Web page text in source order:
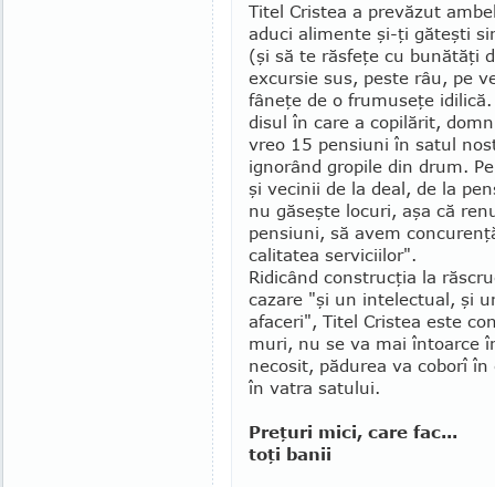
Titel Cristea a prevăzut
aduci alimente şi-ţi găteşti
(şi să te răsfeţe cu bunătăţi
excursie sus, peste râu, pe
fâneţe de o frumuseţe
disul în care a copilărit,
vreo 15 pensiuni în satul
ignorând gropile din drum.
şi ve­cinii de la deal, de la
nu găseşte locuri, aşa că
pensiuni, să avem
calitatea serviciilor".
Ridicând construcţia la
cazare "şi un intelectual, şi
afaceri", Titel Cristea este
muri, nu se va mai întoarce
necosit, pădurea va coborî
în vatra satului.
Preţuri mici, care fac...
toţi banii